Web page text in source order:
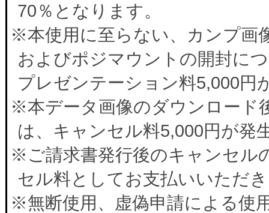
70％となります。
※本使用に至らない、カンプ画
およびポジマウントの開封に
プレゼンテーション料5,000円
※本データ画像のダウンロード
は、キャンセル料5,000円が発
※ご請求書発行後のキャンセル
セル料としてお支払いいただ
※無断使用、虚偽申請による使